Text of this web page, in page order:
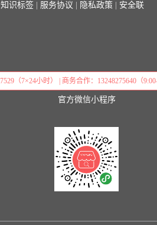
知识标签 服务协议 隐私政策 安全联
（7×24小时） | 商务合作：13248275640（
官方微信小程序